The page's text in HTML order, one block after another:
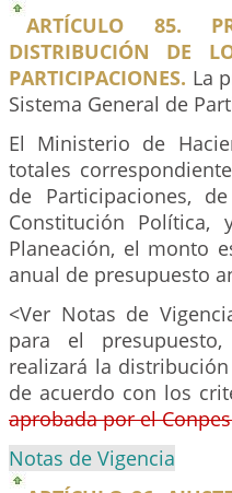
ARTÍCULO 85.
DISTRIBUCIÓN DE
PARTICIPACIONES. La
Sistema General de
El Ministerio de
totales
de Participaciones,
Constitución Política,
Planeación, el monto
anual de presupuesto
<Ver Notas de
para el
realizará la
de acuerdo con los
aprobada por el
Notas de Vigencia